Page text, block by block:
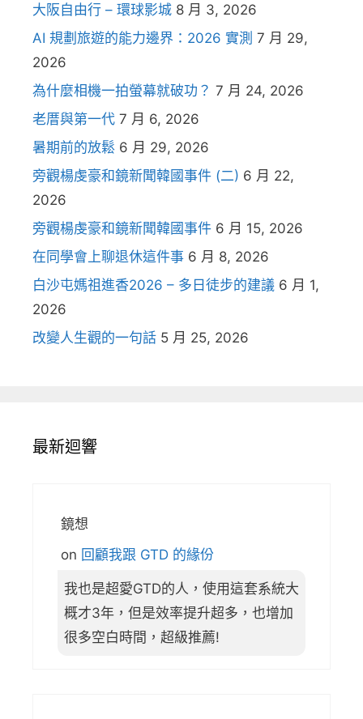
大阪自由行 – 環球影城 8 月 3, 2026
AI 規劃旅遊的能力邊界：2026 實測 7 月 29,
2026
為什麼相機一拍螢幕就破功？ 7 月 24, 2026
老厝與第一代 7 月 6, 2026
暑期前的放鬆 6 月 29, 2026
旁觀楊虔豪和鏡新聞韓國事件 (二) 6 月 22,
2026
旁觀楊虔豪和鏡新聞韓國事件 6 月 15, 2026
在同學會上聊退休這件事 6 月 8, 2026
白沙屯媽祖進香2026 – 多日徒步的建議 6 月 1,
2026
改變人生觀的一句話 5 月 25, 2026
最新迴響
鏡想
on 回顧我跟 GTD 的緣份
我也是超愛GTD的人，使用這套系統大
概才3年，但是效率提升超多，也增加
很多空白時間，超級推薦!